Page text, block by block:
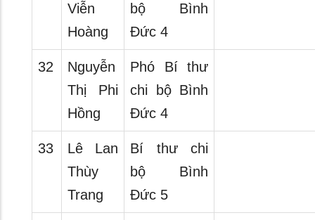
Viễn
Hoàng
bộ Bình
Đức 4
32
Nguyễn
Thị Phi
Hồng
Phó Bí thư
chi bộ Bình
Đức 4
33
Lê Lan
Thùy
Trang
Bí thư chi
bộ Bình
Đức 5